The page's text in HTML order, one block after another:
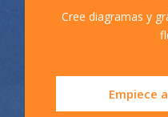
Cree diagramas y
Empiece